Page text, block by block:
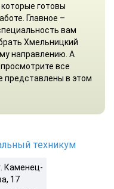
готовы
Главное –
вам
Хмельницкий
направлению. А
все
представлены в этом
техникум
Каменец-
17